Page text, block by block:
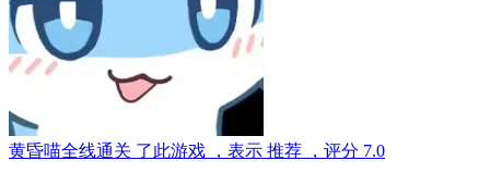
黄昏喵全线通关 了此游戏 ，表示 推荐 ，评分 7.0